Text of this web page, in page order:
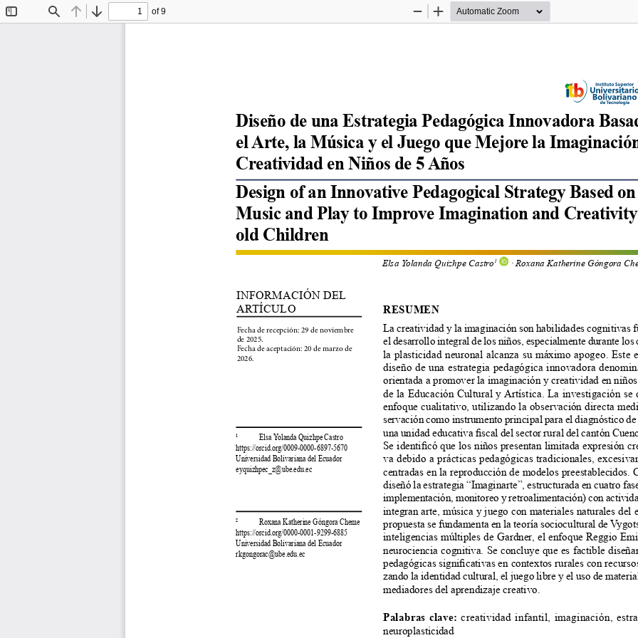
Find Previous
Next
of 9
Zoom
Zoom
INFORMACIÓN DEL
ARTÍCULO
Diseño de una Estrategia Pedagógica Innovadora
el Arte, la Música y el Juego que Mejore la
Creatividad en Niños de 5 Años
Design of an Innovative Pedagogical Strategy Based
Music and Play to Improve Imagination and
old Children
RESUMEN
La creatividad y la imaginación son habilidades cognitivas
el desarrollo integral de los niños, especialmente durante los
la plasticidad neuronal alcanza su máximo apogeo. Este
diseño de una estrategia pedagógica innovadora
orientada a promover la imaginación y creatividad en
de la Educación Cultural y Artística. La investigación se
enfoque cualitativo, utilizando la observación directa
servación como instrumento principal para el diagnóstico
una unidad educativa fiscal del sector rural del cantón
Se identificó que los niños presentan limitada expresión
va debido a prácticas pedagógicas tradicionales,
centradas en la reproducción de modelos preestablecidos.
diseñó la estrategia “Imaginarte”, estructurada en cuatro
implementación, monitoreo y retroalimentación) con
integran arte, música y juego con materiales naturales del
propuesta se fundamenta en la teoría sociocultural de
inteligencias múltiples de Gardner, el enfoque Reggio
neurociencia cognitiva. Se concluye que es factible
pedagógicas significativas en contextos rurales con
zando la identidad cultural, el juego libre y el uso de
mediadores del aprendizaje creativo.
Palabras clave: creatividad infantil, imaginación,
neuroplasticidad
Elsa Yolanda Quizhpe Castro 1 · Roxana Katherine Góngora
¹            Elsa Yolanda Quizhpe Castro
https://orcid.org/0009-0000-6897-5670
Universidad Bolivariana del Ecuador
eyquizhpec_z@ube.edu.ec
²            Roxana Katherine Góngora Cheme
https://orcid.org/0000-0001-9299-6885
Universidad Bolivariana del Ecuador
rkgongorac@ube.edu.ec
Fecha de recepción: 29 de noviembre
de 2025.
Fecha de aceptación: 20 de marzo de
2026.